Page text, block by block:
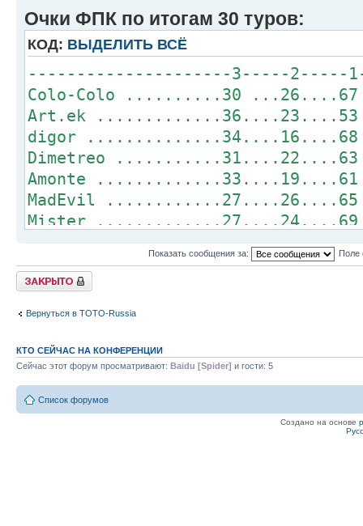
danillo ............
digor ..............
WS .................
Очки ФПК по итогам 30 туров:
КОД: ВЫДЕЛИТЬ ВСЁ
---------------------3-----2-----
Colo-Colo ..........30
Art.ek .............36....23....53
digor ..............34....16....68
Dimetreo
Amonte
MadEvil
Mister .............27....24....69
Orion
danillo ............32....21....54
ld13 ...............27....22....60
Veprz ..............22....28....63
WS .................28....18....62
alikbalik ..........23....23....63
serjoT .............27....20....52
Mihagawa
Показать сообщения за: Поле
Закрыто
Вернуться в ТОТО-Russia
КТО СЕЙЧАС НА КОНФЕРЕНЦИИ
Сейчас этот форум просматривают: Baidu [Spider] и гости: 5
Список форумов
Создано на основе